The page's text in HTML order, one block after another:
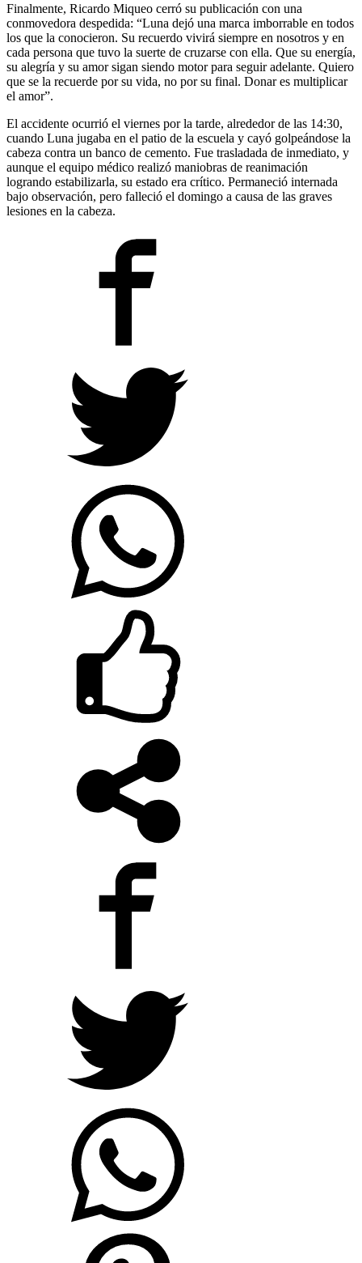
Finalmente, Ricardo Miqueo cerró su publicación con una
conmovedora despedida: “Luna dejó una marca imborrable en todos
los que la conocieron. Su recuerdo vivirá siempre en nosotros y en
cada persona que tuvo la suerte de cruzarse con ella. Que su energía,
su alegría y su amor sigan siendo motor para seguir adelante. Quiero
que se la recuerde por su vida, no por su final. Donar es multiplicar
el amor”.
El accidente ocurrió el viernes por la tarde, alrededor de las 14:30,
cuando Luna jugaba en el patio de la escuela y cayó golpeándose la
cabeza contra un banco de cemento. Fue trasladada de inmediato, y
aunque el equipo médico realizó maniobras de reanimación
logrando estabilizarla, su estado era crítico. Permaneció internada
bajo observación, pero falleció el domingo a causa de las graves
lesiones en la cabeza.